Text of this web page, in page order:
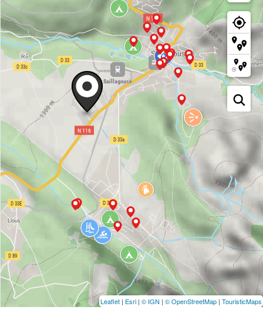
Leaflet | Esri | © IGN | © OpenStreetMap | TouristicMaps